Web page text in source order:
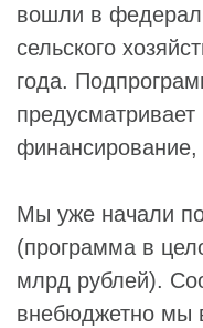
вошли в
сельского
года.
Мы уже начали
(программа в
млрд рублей).
внебюджетно мы